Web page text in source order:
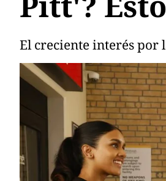
El creciente interés por